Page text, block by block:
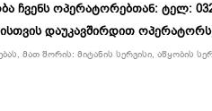
ოპერატორებთან: ტელ:
დაუკავშირდით
შორის: მიტანის სერვისი, აწყობის